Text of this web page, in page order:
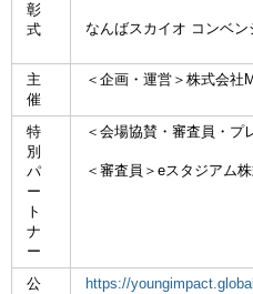
彰
式
なんばスカイオ コンベン
主
催
＜企画・運営＞株式会社
特
別
パ
ー
ト
ナ
ー
＜会場協賛・審査員・プ
＜審査員＞eスタジアム
公
https://